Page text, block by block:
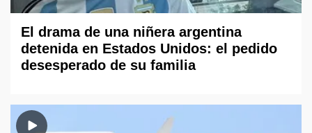
El drama de una niñera argentina
detenida en Estados Unidos: el pedido
desesperado de su familia